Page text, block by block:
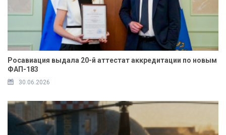
Росавиация выдала 20-й аттестат аккредитации по новым
ФАП-183
30.06.2026